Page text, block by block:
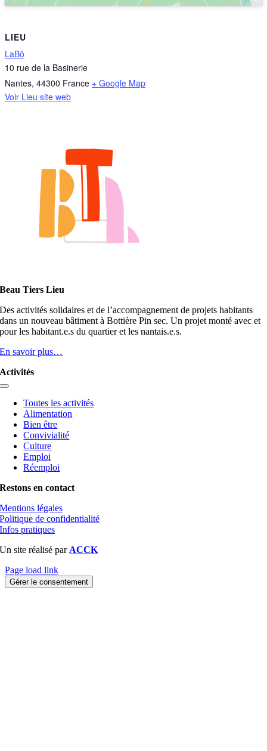
LIEU
LaBô
10 rue de la Basinerie
Nantes, 44300 France + Google Map
Voir Lieu site web
Beau Tiers Lieu
Des activités solidaires et de l’accompagnement de projets habitants
dans un nouveau bâtiment à Bottière Pin sec. Un projet monté avec et
pour les habitant.e.s du quartier et les nantais.e.s.
En savoir plus…
Activités
Toggle
NavigationToutes les activités
Alimentation
Bien être
Convivialité
Culture
Emploi
Réemploi
Restons en contact
Mentions légales
Politique de confidentialité
Infos pratiques
Un site réalisé par ACCK
Page load link
Gérer le consentement